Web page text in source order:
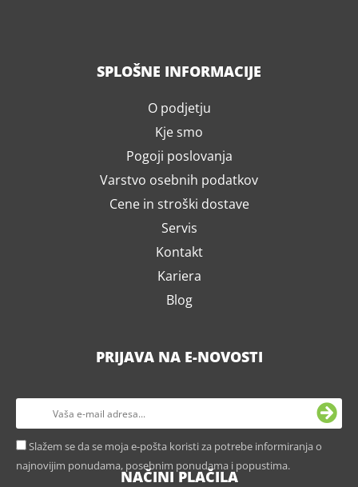
SPLOŠNE INFORMACIJE
O podjetju
Kje smo
Pogoji poslovanja
Varstvo osebnih podatkov
Cene in stroški dostave
Servis
Kontakt
Kariera
Blog
PRIJAVA NA E-NOVOSTI
Slažem se da se moja e-pošta koristi za potrebe informiranja o
najnovijim ponudama, posebnim ponudama i popustima.
NAČINI PLAČILA